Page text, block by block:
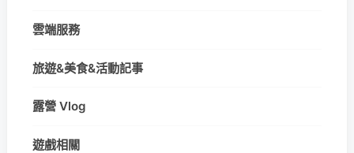
雲端服務
旅遊&美食&活動記事
露營 Vlog
遊戲相關